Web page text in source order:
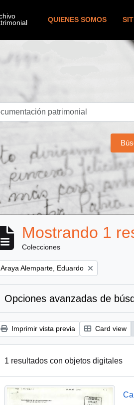
QUIENES SOMOS
Mostrando 1
Colecciones
Remove filter:
Araya Alemparte, Eduardo
Opciones avanzadas de
Imprimir vista previa Card view
1 resultados con objetos digitales